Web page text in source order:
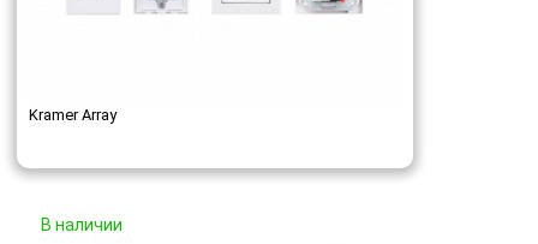
Kramer Array
В наличии